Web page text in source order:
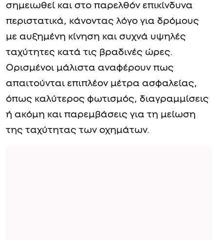
σημειωθεί και στο παρελθόν επικίνδυνα
περιστατικά, κάνοντας λόγο για δρόμους
με αυξημένη κίνηση και συχνά υψηλές
ταχύτητες κατά τις βραδινές ώρες.
Ορισμένοι μάλιστα αναφέρουν πως
απαιτούνται επιπλέον μέτρα ασφαλείας,
όπως καλύτερος φωτισμός, διαγραμμίσεις
ή ακόμη και παρεμβάσεις για τη μείωση
της ταχύτητας των οχημάτων.